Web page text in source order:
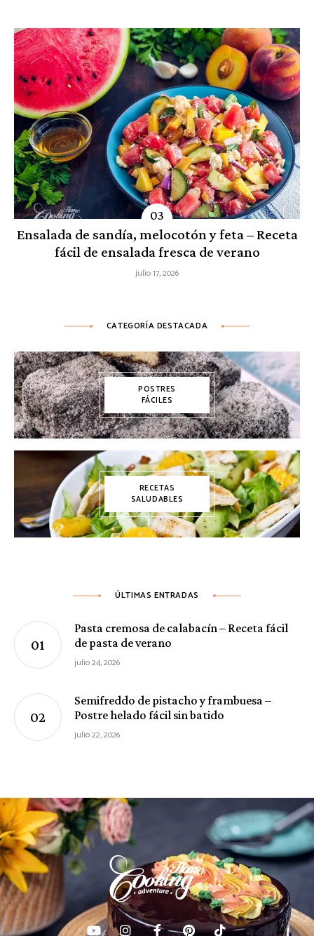
Ensalada de sandía, melocotón y feta – Receta
fácil de ensalada fresca de verano
julio 17, 2026
CATEGORÍA DESTACADA
POSTRES
FÁCILES
RECETAS
SALUDABLES
ÚLTIMAS ENTRADAS
Pasta cremosa de calabacín – Receta fácil
de pasta de verano
julio 24, 2026
Semifreddo de pistacho y frambuesa –
Postre helado fácil sin batido
julio 22, 2026